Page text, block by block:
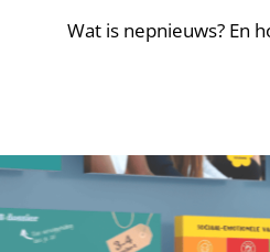
Wat is nepnieuws? En